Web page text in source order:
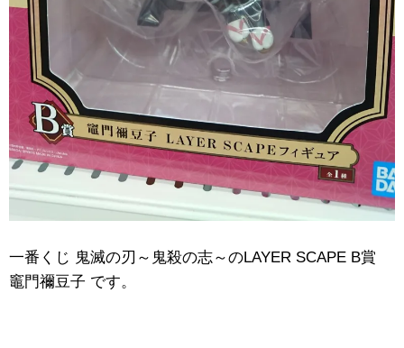
一番くじ ​鬼滅の刃～鬼殺の志～のLAYER ​SCAPE ​B賞
竈門禰豆子 です。